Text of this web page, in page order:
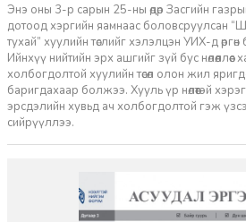
Энэ оны 3-р сарын 25-ны өдөр Засгийн
дотоод хэргийн яамнаас боловсруулсан
тухай” хуулийн төслийг хэлэлцэн УИХ-д
Ийнхүү нийтийн эрх ашгийг зүй бус
холбогдолтой хуулийн төсөл олон жил
баригдахаар болжээ. Хууль үр нөлөөтэй
эрсдэлийн хувьд ач холбогдолтой гэж
сийрүүллээ.